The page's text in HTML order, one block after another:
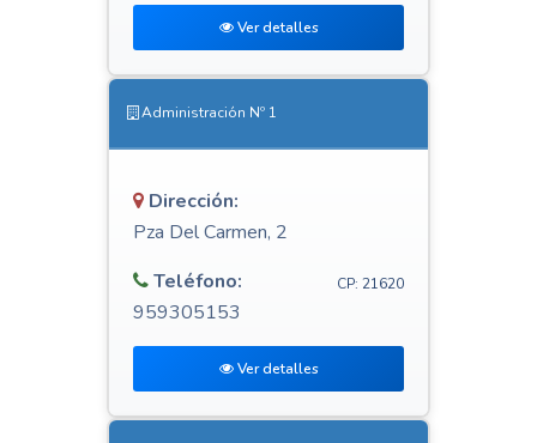
Ver detalles
Administración Nº 1
Dirección:
Pza Del Carmen, 2
CP: 21620
Teléfono:
959305153
Ver detalles